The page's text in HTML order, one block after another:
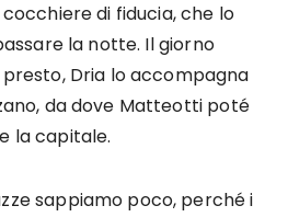
cocchiere di fiducia, che lo
la notte. Il giorno
Dria lo accompagna
da dove Matteotti poté
la capitale.
sappiamo poco, perché i